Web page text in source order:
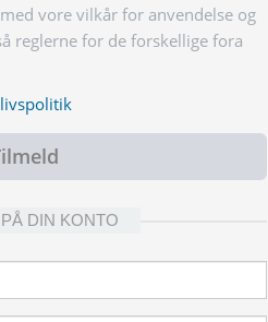
vore vilkår for anvendelse og
reglerne for de forskellige fora
DIN KONTO